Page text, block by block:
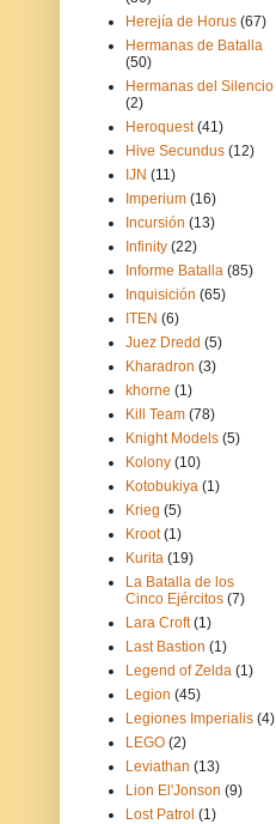
Herejía de Horus (67)
Hermanas de Batalla
(50)
Hermanas del Silencio
(2)
Heroquest (41)
Hive Secundus (12)
IJN (11)
Imperium (16)
Incursión (13)
Infinity (22)
Informe Batalla (85)
Inquisición (65)
ITEN (6)
Juez Dredd (5)
Kharadron (3)
khorne (1)
Kill Team (78)
Knight Models (5)
Kolony (10)
Kotobukiya (1)
Krieg (5)
Kroot (1)
Kurita (19)
La Batalla de los
Cinco Ejércitos (7)
Lara Croft (1)
Last Bastion (1)
Legend of Zelda (1)
Legion (45)
Legiones Imperialis (4)
LEGO (2)
Leviathan (13)
Lion El'Jonson (9)
Lost Patrol (1)